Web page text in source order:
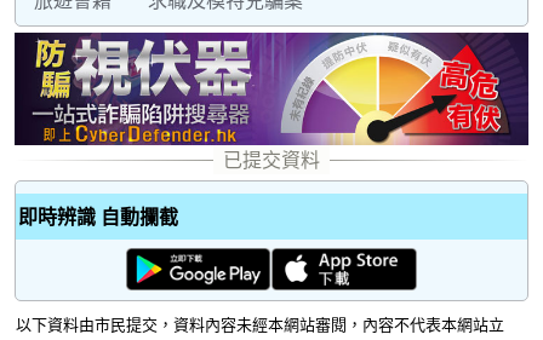
即時辨識 自動攔截
以下資料由市民提交，資料內容未經本網站審閱，內容不代表本網站立